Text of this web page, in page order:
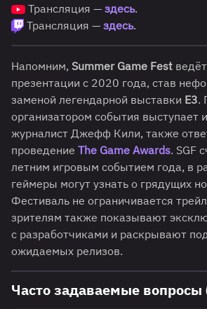
Трансляция — здесь.
Трансляция — здесь.
Напомним, Summer Game Fest
презентации с 2020 года, став
заменой легендарной выставки E3.
организатором события выступает
журналист Джефф Кили, также
проведение The Game Awards. SGF
летним игровым событием года, в
геймеры могут узнать о грядущих
Фестиваль не ограничивается
зрителям также показывают
с разработчиками и раскрывают
ожидаемых релизов.
Часто задаваемые вопросы